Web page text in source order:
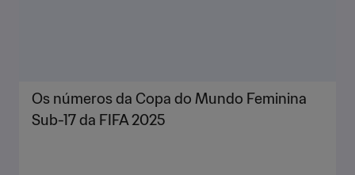
Os números da Copa do Mundo Feminina
Sub-17 da FIFA 2025